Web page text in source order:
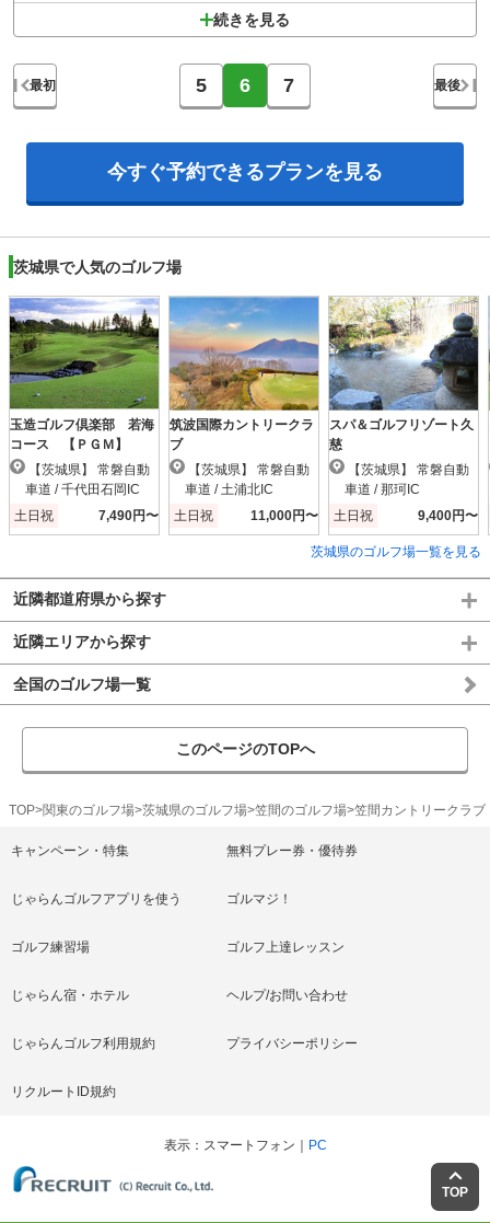
続きを見る
最初 5 6 7 最後
今すぐ予約できるプランを見る
茨城県で人気のゴルフ場
玉造ゴルフ倶楽部 若海
コース 【ＰＧＭ】
車道 / 千代田石岡IC
土日祝
7,490円〜
筑波国際カントリークラ
ブ
車道 / 土浦北IC
土日祝
11,000円〜
スパ＆ゴルフリゾート久
慈
車道 / 那珂IC
土日祝
9,400円〜
茨城県のゴルフ場一覧を見る
TOP
近隣都道府県から探す
近隣エリアから探す
全国のゴルフ場一覧
このページのTOPへ
TOP 関東のゴルフ場 茨城県のゴルフ場 笠間のゴルフ場 笠間カントリークラ
キャンペーン・特集 無料プレー券・優待券
じゃらんゴルフアプリを使う ゴルマジ！
ゴルフ練習場 ゴルフ上達レッスン
じゃらん宿・ホテル ヘルプ/お問い合わせ
じゃらんゴルフ利用規約 プライバシーポリシー
リクルートID規約
表示 スマートフォン PC